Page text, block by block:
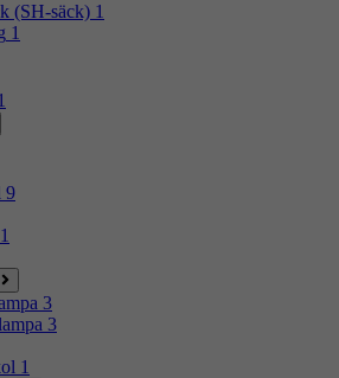
(SH-säck) 1
1
9
1
3
3
1